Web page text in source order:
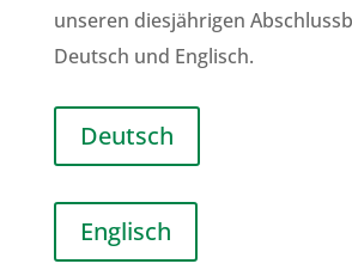
unseren diesjährigen
Deutsch und Englisch.
Deutsch
Englisch